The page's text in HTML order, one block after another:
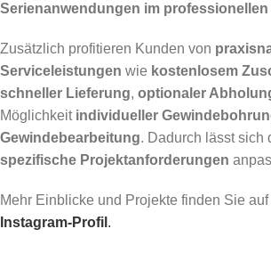
Serienanwendungen im professionellen
Zusätzlich profitieren Kunden von
Serviceleistungen wie kostenlosem
schneller Lieferung, optionaler
Möglichkeit individueller
Gewindebearbeitung. Dadurch lässt sich
spezifische Projektanforderungen
Mehr Einblicke und Projekte finden Sie
Instagram-Profil .